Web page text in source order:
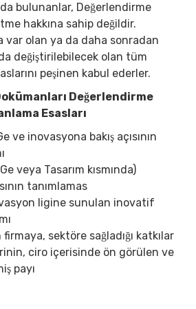
bulunanlar, Değerlendirme
hakkına sahip değildir.
var olan ya da daha sonradan
değiştirilebilecek olan tüm
peşinen kabul ederler.
Değerlendirme
Esasları
ve inovasyona bakış açısının
veya Tasarım kısmında)
tanımlamas
ligine sunulan inovatif
sektöre sağladığı katkılar
ciro içerisinde ön görülen ve
payı